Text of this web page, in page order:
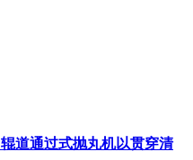
道通过式抛丸机以贯穿清